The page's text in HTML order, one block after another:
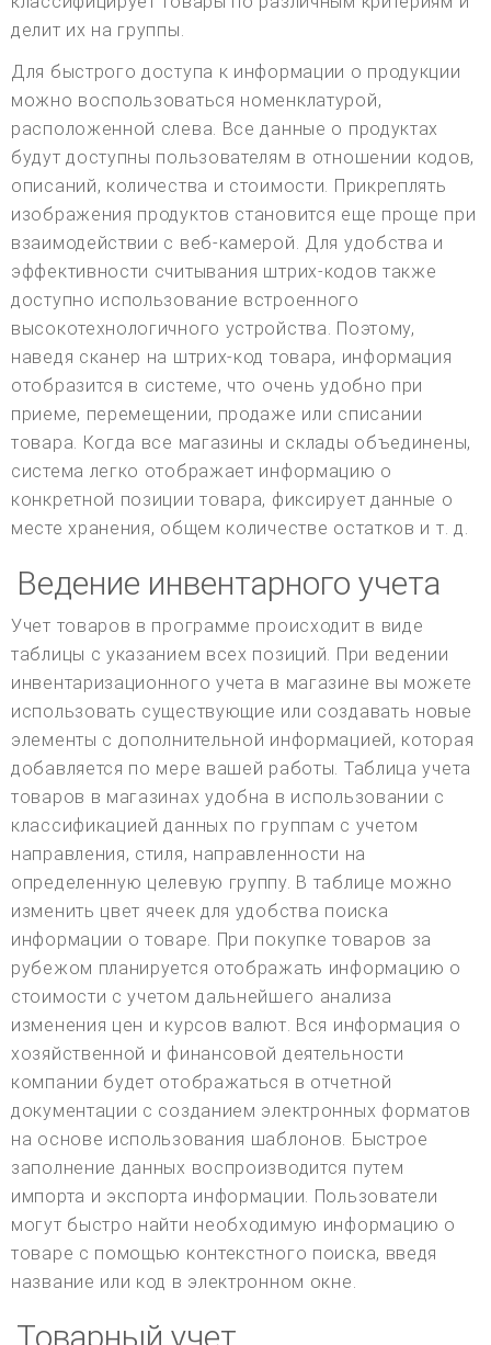
делит их на группы.
Для быстрого доступа к информации о продукции
можно воспользоваться номенклатурой,
расположенной слева. Все данные о продуктах
будут доступны пользователям в отношении кодов,
описаний, количества и стоимости. Прикреплять
изображения продуктов становится еще проще при
взаимодействии с веб-камерой. Для удобства и
эффективности считывания штрих-кодов также
доступно использование встроенного
высокотехнологичного устройства. Поэтому,
наведя сканер на штрих-код товара, информация
отобразится в системе, что очень удобно при
приеме, перемещении, продаже или списании
товара. Когда все магазины и склады объединены,
система легко отображает информацию о
конкретной позиции товара, фиксирует данные о
месте хранения, общем количестве остатков и т. д.
Ведение инвентарного учета
Учет товаров в программе происходит в виде
таблицы с указанием всех позиций. При ведении
инвентаризационного учета в магазине вы можете
использовать существующие или создавать новые
элементы с дополнительной информацией, которая
добавляется по мере вашей работы. Таблица учета
товаров в магазинах удобна в использовании с
классификацией данных по группам с учетом
направления, стиля, направленности на
определенную целевую группу. В таблице можно
изменить цвет ячеек для удобства поиска
информации о товаре. При покупке товаров за
рубежом планируется отображать информацию о
стоимости с учетом дальнейшего анализа
изменения цен и курсов валют. Вся информация о
хозяйственной и финансовой деятельности
компании будет отображаться в отчетной
документации с созданием электронных форматов
на основе использования шаблонов. Быстрое
заполнение данных воспроизводится путем
импорта и экспорта информации. Пользователи
могут быстро найти необходимую информацию о
товаре с помощью контекстного поиска, введя
название или код в электронном окне.
Товарный учет